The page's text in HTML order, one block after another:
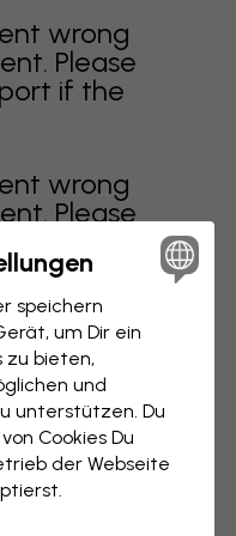
wrong
Please
if the
wrong
Please
if the
1 Seiten
speichern
um Dir ein
zu bieten,
und
unterstützen. Du
Cookies Du
der Webseite